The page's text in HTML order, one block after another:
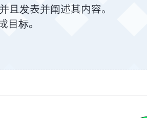
发表并阐述其内容。
目标。